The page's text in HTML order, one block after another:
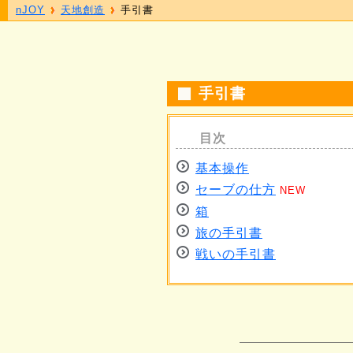
手引書
基本操作
セーブの仕方 NEW
箱
旅の手引書
戦いの手引書
nJOY 天地創造 手引書